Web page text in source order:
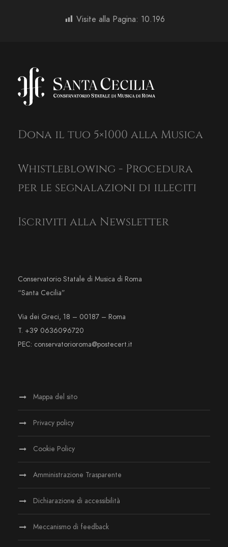
Visite alla Pagina: 10.196
Dona il tuo 5×1000 alla Musica
Whistleblowing - Procedura
per le segnalazioni di illeciti
Iscriviti alla Newsletter
Conservatorio Statale di Musica di Roma
“Santa Cecilia”
Via dei Greci, 18 – 00187 – Roma
T. +39 0636096720
PEC: conservatorioroma@postecert.it
Mappa del sito
Privacy policy
Cookie Policy
Amministrazione Trasparente
Dichiarazione di accessibilità
Meccanismo di feedback